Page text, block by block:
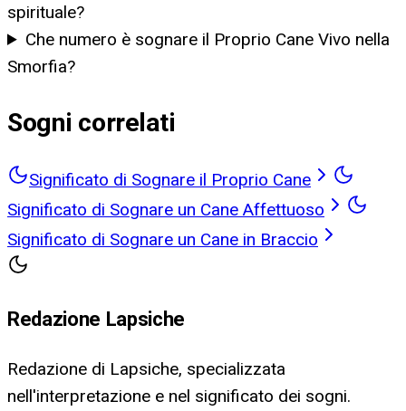
spirituale?
Che numero è sognare il Proprio Cane Vivo nella
Smorfia?
Sogni correlati
Significato di Sognare il Proprio Cane
Significato di Sognare un Cane Affettuoso
Significato di Sognare un Cane in Braccio
Redazione Lapsiche
Redazione di Lapsiche, specializzata
nell'interpretazione e nel significato dei sogni.